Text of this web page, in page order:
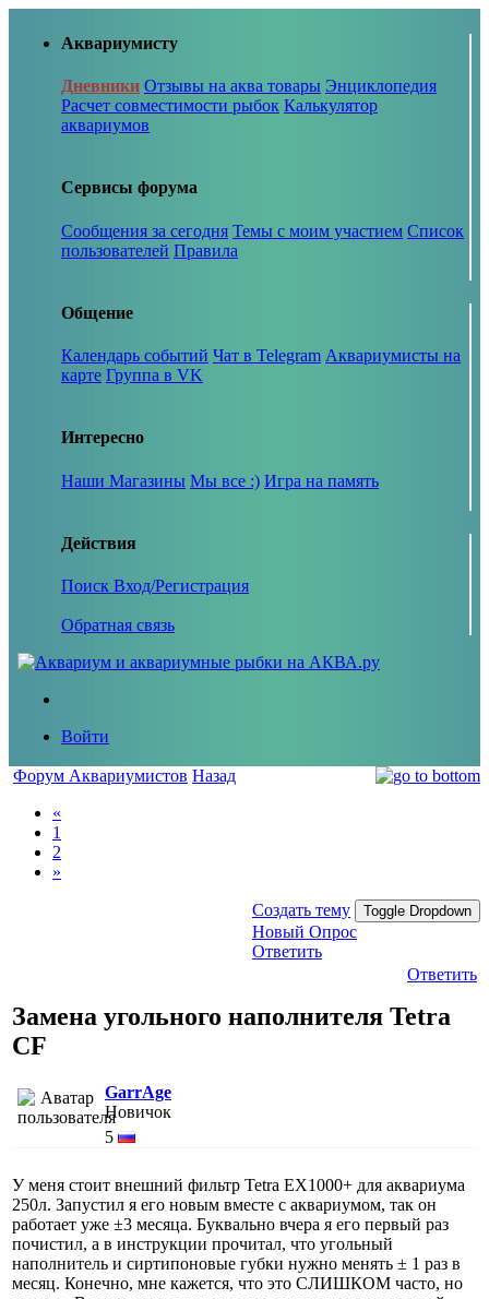
Аквариумисту
Дневники Отзывы на аква товары Энциклопедия
Расчет совместимости рыбок Калькулятор
аквариумов
Сервисы форума
Сообщения за сегодня Темы с моим участием Список
пользователей Правила
Общение
Календарь событий Чат в Telegram Аквариумисты на
карте Группа в VK
Интересно
Наши Магазины Мы все :) Игра на память
Действия
Поиск Вход/Регистрация
Обратная связь
Войти
Форум Аквариумистов Назад
«
1
2
»
Создать тему Toggle Dropdown
Новый Опрос
Ответить
Ответить
Замена угольного наполнителя Tetra
CF
GarrAge
Новичок
5
У меня стоит внешний фильтр Tetra EX1000+ для аквариума
250л. Запустил я его новым вместе с аквариумом, так он
работает уже ±3 месяца. Буквально вчера я его первый раз
почистил, а в инструкции прочитал, что угольный
наполнитель и сиртипоновые губки нужно менять ± 1 раз в
месяц. Конечно, мне кажется, что это СЛИШКОМ часто, но